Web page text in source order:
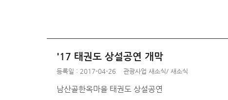
'17 태권도 상설공연 개막
등록일 : 2017-04-26 관광사업 새소식/ 새소식
남산골한옥마을 태권도 상설공연